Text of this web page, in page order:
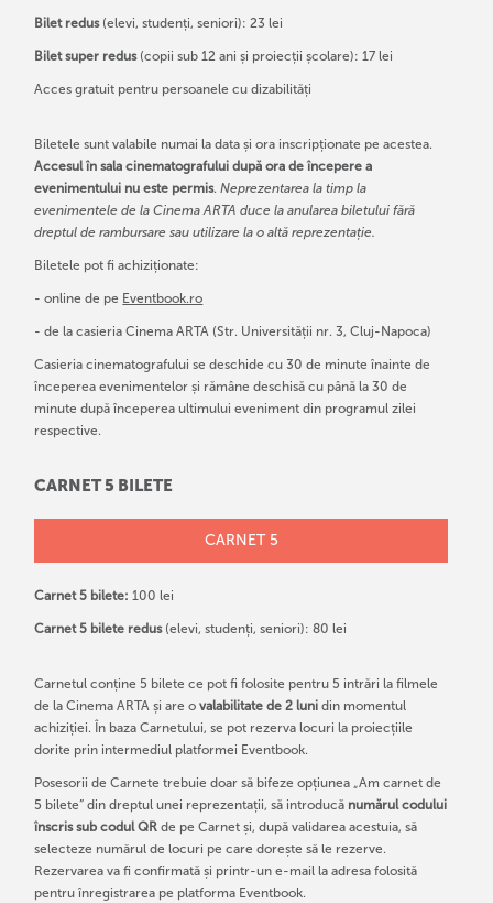
Bilet redus(elevi, studenți, seniori): 23 lei
Bilet super redus(copii sub 12 ani și proiecții școlare): 17 lei
Acces gratuit pentru persoanele cu dizabilități
Biletele sunt valabile numai la data și ora inscripționate pe acestea.
Accesul în sala cinematografului după ora de începere a
evenimentului nu este permis.Neprezentarea la timp la
evenimentele de la Cinema ARTA duce la anularea biletului fără
dreptul de rambursare sau utilizare la o altă reprezentație.
Biletele pot fi achiziționate:
- online de pe Eventbook.ro
- de la casieria Cinema ARTA (Str. Universității nr. 3, Cluj-Napoca)
Casieria cinematografului se deschide cu 30 de minute înainte de
începerea evenimentelor și rămâne deschisă cu până la 30 de
minute după începerea ultimului eveniment din programul zilei
respective.
CARNET 5 BILETE
CARNET 5
Carnet 5 bilete: 100 lei
Carnet 5 bilete redus(elevi, studenți, seniori): 80 lei
Carnetul conține 5 bilete ce pot fi folosite pentru 5 intrări la filmele
de la Cinema ARTA și are ovalabilitate de 2 luni din momentul
achiziției. În baza Carnetului, se pot rezerva locuri la proiecțiile
dorite prin intermediul platformei Eventbook.
Posesorii de Carnete trebuie doar să bifeze opțiunea „Am carnet de
5 bilete” din dreptul unei reprezentații, să introducă numărul codului
înscris sub codul QR de pe Carnet și, după validarea acestuia, să
selecteze numărul de locuri pe care dorește să le rezerve.
Rezervarea va fi confirmată și printr-un e-mail la adresa folosită
pentru înregistrarea pe platforma Eventbook.